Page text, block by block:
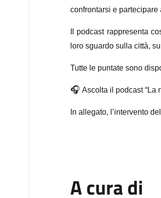
confrontarsi e
Il podcast rappresenta
loro sguardo sulla città,
Tutte le puntate sono
🎧 Ascolta il podcast “La
In allegato, l’intervento
A cura di